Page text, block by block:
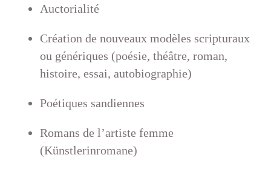
Auctorialité
Création de nouveaux modèles scripturaux
ou génériques (poésie, théâtre, roman,
histoire, essai, autobiographie)
Poétiques sandiennes
Romans de l’artiste femme
(Künstlerinromane)